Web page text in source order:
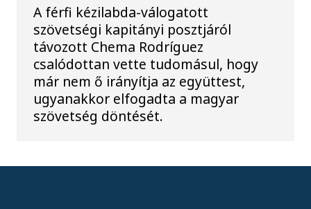
A férfi kézilabda-válogatott
szövetségi kapitányi posztjáról
távozott Chema Rodríguez
csalódottan vette tudomásul, hogy
már nem ő irányítja az együttest,
ugyanakkor elfogadta a magyar
szövetség döntését.